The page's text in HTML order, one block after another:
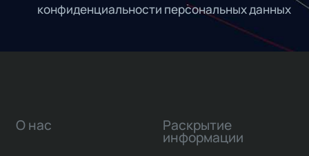
конфиденциальности персональных данных
О нас Раскрытие
информации